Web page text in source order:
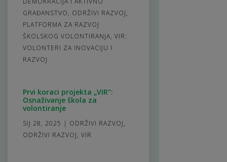
GRAĐANSTVO, ODRŽIVI RAZVOJ,
PLATFORMA ZA RAZVOJ
ŠKOLSKOG VOLONTIRANJA, VIR:
VOLONTERI ZA INOVACIJU I
RAZVOJ
Prvi koraci projekta „VIR“:
Osnaživanje škola za
volontiranje
SIJ 28, 2025 | ODRŽIVI RAZVOJ,
ODRŽIVI RAZVOJ, VIR